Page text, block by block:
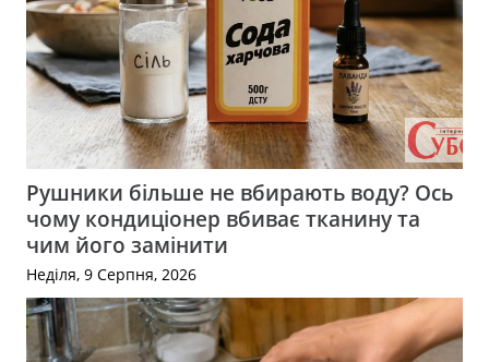
Рушники більше не вбирають воду? Ось
чому кондиціонер вбиває тканину та
чим його замінити
Неділя, 9 Серпня, 2026